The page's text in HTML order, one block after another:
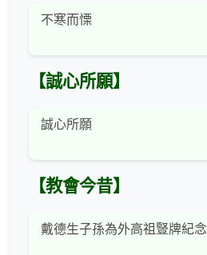
不寒而慄
【誠心所願】
誠心所願
【教會今昔】
戴德生子孫為外高祖豎牌紀念